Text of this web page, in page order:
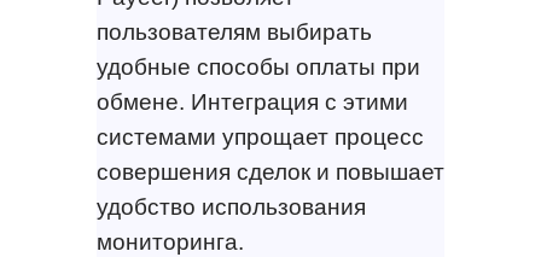
пользователям выбирать
удобные способы оплаты при
обмене. Интеграция с этими
системами упрощает процесс
совершения сделок и повышает
удобство использования
мониторинга.